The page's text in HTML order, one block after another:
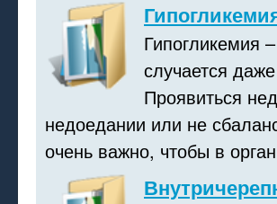
Гипогликемия
случается
Проявиться
недоедании или не
очень важно, чтобы в